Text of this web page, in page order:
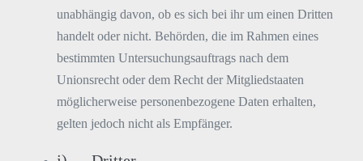
unabhängig davon, ob es sich bei ihr um einen Dritten
handelt oder nicht. Behörden, die im Rahmen eines
bestimmten Untersuchungsauftrags nach dem
Unionsrecht oder dem Recht der Mitgliedstaaten
möglicherweise personenbezogene Daten erhalten,
gelten jedoch nicht als Empfänger.